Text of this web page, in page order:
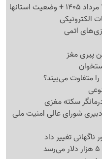
اتمی
پیری مغز
متفاوت می‌بیند؟
شورای عالی امنیت ملی
ناگهانی تغییر داد